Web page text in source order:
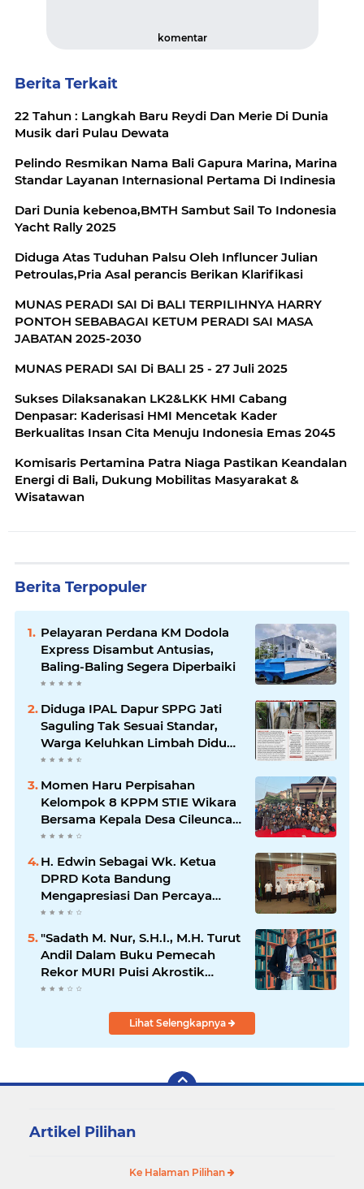
komentar
Berita Terkait
22 Tahun : Langkah Baru Reydi Dan Merie Di Dunia
Musik dari Pulau Dewata
Pelindo Resmikan Nama Bali Gapura Marina, Marina
Standar Layanan Internasional Pertama Di Indinesia
Dari Dunia kebenoa,BMTH Sambut Sail To Indonesia
Yacht Rally 2025
Diduga Atas Tuduhan Palsu Oleh Influncer Julian
Petroulas,Pria Asal perancis Berikan Klarifikasi
MUNAS PERADI SAI Di BALI TERPILIHNYA HARRY
PONTOH SEBABAGAI KETUM PERADI SAI MASA
JABATAN 2025-2030
MUNAS PERADI SAI Di BALI 25 - 27 Juli 2025
Sukses Dilaksanakan LK2&LKK HMI Cabang
Denpasar: Kaderisasi HMI Mencetak Kader
Berkualitas Insan Cita Menuju Indonesia Emas 2045
Komisaris Pertamina Patra Niaga Pastikan Keandalan
Energi di Bali, Dukung Mobilitas Masyarakat &
Wisatawan
Berita Terpopuler
Pelayaran Perdana KM Dodola
Express Disambut Antusias,
Baling-Baling Segera Diperbaiki
Diduga IPAL Dapur SPPG Jati
Saguling Tak Sesuai Standar,
Warga Keluhkan Limbah Diduga
Mengalir ke Sungai
Momen Haru Perpisahan
Kelompok 8 KPPM STIE Wikara
Bersama Kepala Desa Cileunca
di Kecamatan Bojong
H. Edwin Sebagai Wk. Ketua
DPRD Kota Bandung
Mengapresiasi Dan Percaya
Penuh Kepada Kepemimpinan
Merdi Hajiji Sebagai ketua DPD
Lpm Kota Bandung Periode
2021-2026
"Sadath M. Nur, S.H.I., M.H. Turut
Andil Dalam Buku Pemecah
Rekor MURI Puisi Akrostik
Terbanyak
Lihat Selengkapnya
Artikel Pilihan
Ke Halaman Pilihan